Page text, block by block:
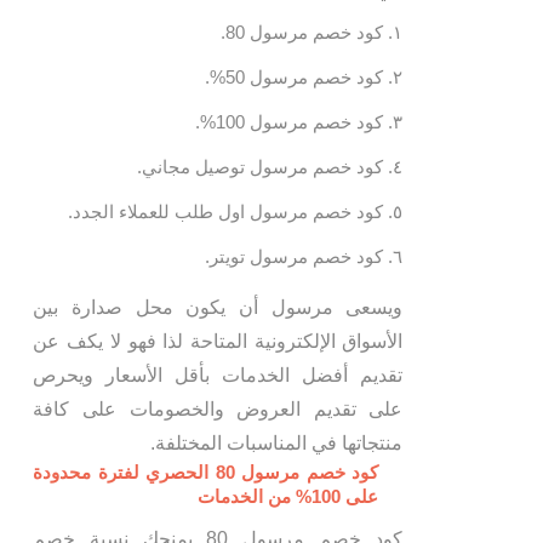
كود خصم مرسول 80.
كود خصم مرسول 50%.
كود خصم مرسول 100%.
كود خصم مرسول توصيل مجاني.
كود خصم مرسول اول طلب للعملاء الجدد.
كود خصم مرسول تويتر.
ويسعى مرسول أن يكون محل صدارة بين
الأسواق الإلكترونية المتاحة لذا فهو لا يكف عن
تقديم أفضل الخدمات بأقل الأسعار ويحرص
على تقديم العروض والخصومات على كافة
منتجاتها في المناسبات المختلفة.
كود خصم مرسول 80 الحصري لفترة محدودة
على 100% من الخدمات
كود خصم مرسول 80 يمنحك نسبة خصم